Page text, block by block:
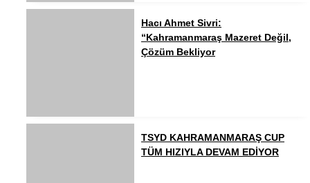
Hacı Ahmet Sivri:
“Kahramanmaraş Mazeret Değil,
Çözüm Bekliyor
TSYD KAHRAMANMARAŞ CUP
TÜM HIZIYLA DEVAM EDİYOR